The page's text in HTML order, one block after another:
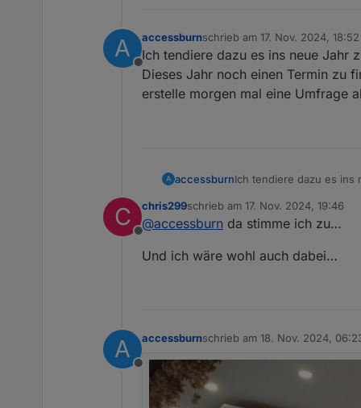
A
Offline
accessburnschrieb am 17. Nov. 2024, 18:52
zuletzt editiert von
Ich tendiere dazu es ins neue Jahr
Dieses Jahr noch einen Termin zu
erstelle morgen mal eine Umfrage
A accessburnIch tendiere dazu es ins
erstelle morgen mal eine
C
Offline
chris299schrieb am 17. Nov. 2024, 19:46
zuletzt editiert von
@accessburn da stimme ich zu…
Und ich wäre wohl auch dabei…
A
Offline
accessburnschrieb am 18. Nov. 2024,
zuletzt editiert von